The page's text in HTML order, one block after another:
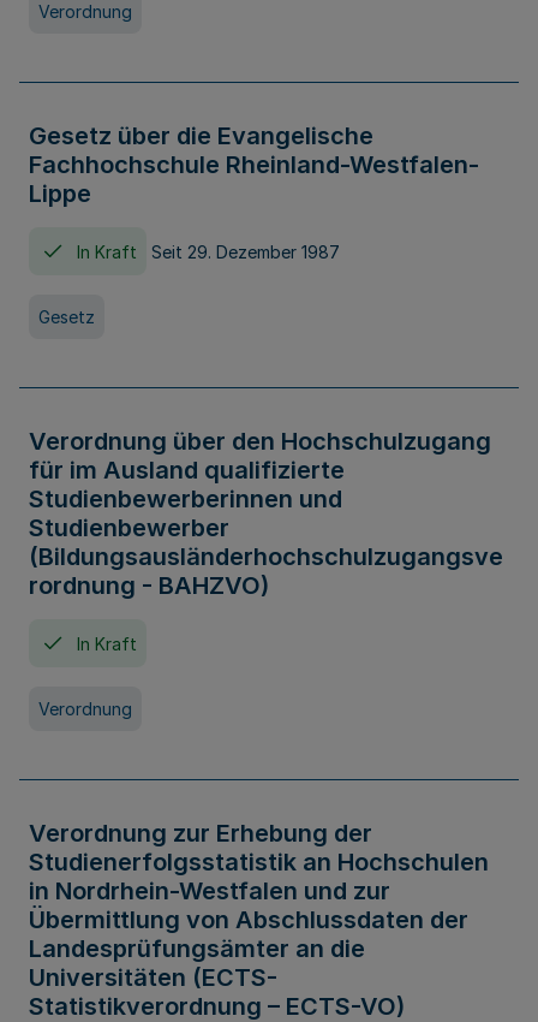
Verordnung
Gesetz über die Evangelische
Fachhochschule Rheinland-Westfalen-
Lippe
In Kraft Seit 29. Dezember 1987
Gesetz
Verordnung über den Hochschulzugang
für im Ausland qualifizierte
Studienbewerberinnen und
Studienbewerber
(Bildungsausländerhochschulzugangsve
rordnung - BAHZVO)
In Kraft
Verordnung
Verordnung zur Erhebung der
Studienerfolgsstatistik an Hochschulen
in Nordrhein-Westfalen und zur
Übermittlung von Abschlussdaten der
Landesprüfungsämter an die
Universitäten (ECTS-
Statistikverordnung – ECTS-VO)